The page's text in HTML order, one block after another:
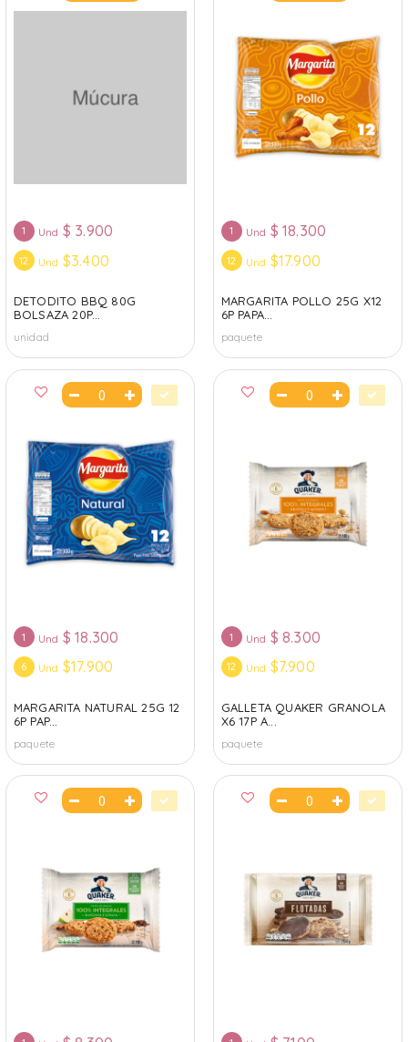
1 Und $ 3.900
12 Und $3.400
DETODITO BBQ 80G
BOLSAZA 20P...
unidad
1 Und $ 18.300
12 Und $17.900
MARGARITA POLLO 25G X12
6P PAPA...
paquete
1 Und $ 18.300
6 Und $17.900
MARGARITA NATURAL 25G 12
6P PAP...
paquete
1 Und $ 8.300
12 Und $7.900
GALLETA QUAKER GRANOLA
X6 17P A...
paquete